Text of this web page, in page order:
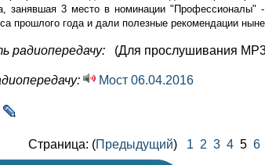
занявшая 3 место в номинации "Профессионалы"
прошлого года и дали полезные рекомендации
радиопередачу: (Для прослушивания
Мост 06.04.2016
Страница: (Предыдущий) 1 2 3 45 6